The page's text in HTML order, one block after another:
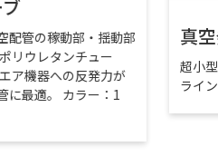
配管の稼動部・揺動部
リウレタンチュー
ア機器への反発力が
に最適。 カラー：1
真
超小
ライ